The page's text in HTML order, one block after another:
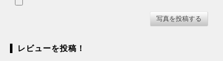
レビューを投稿！